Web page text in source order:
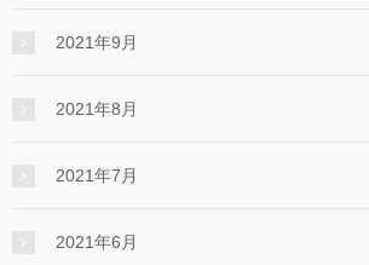
2021年9月
2021年8月
2021年7月
2021年6月